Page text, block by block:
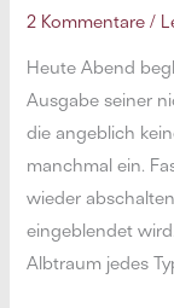
2 Kommentare /
Heute Abend
Ausgabe seiner
die angeblich
manchmal ein.
wieder
eingeblendet
Albtraum jedes